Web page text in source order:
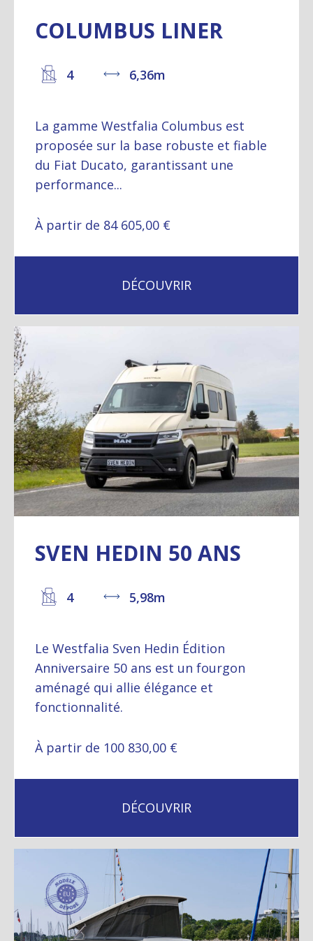
COLUMBUS LINER
4 6,36m
La gamme Westfalia Columbus est
proposée sur la base robuste et fiable
du Fiat Ducato, garantissant une
performance...
À partir de 84 605,00 €
DÉCOUVRIR
SVEN HEDIN 50 ANS
4 5,98m
Le Westfalia Sven Hedin Édition
Anniversaire 50 ans est un fourgon
aménagé qui allie élégance et
fonctionnalité.
À partir de 100 830,00 €
DÉCOUVRIR